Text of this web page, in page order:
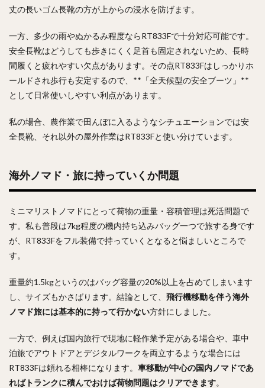
丈の長いゴム長靴の方が上からの浸水を防げます。
一方、多少の雨やぬかるみ程度ならRT833Fで十分対応可能です。
安全長靴はどうしても歩きにくく足首も固定されないため、長時
間履くと疲れやすい欠点があります。その点RT833Fはしっかりホ
ールドされ歩行も安定するので、**「全天候型の安全ブーツ」**
として日常使いしやすい利点があります。
私の場合、農作業で田んぼに入るようなシチュエーションでは安
全長靴、それ以外の屋外作業はRT833Fと使い分けています。
海外ノマド・旅に持っていくか問題
ミニマリストノマドにとって荷物の重量・容積管理は死活問題で
す。私も普段は7kg程度の機内持ち込みバッグ一つで旅する身です
が、RT833Fをフル装備で持っていくとなると悩ましいところで
す。
重量約1.5kgというのはバッグ容量の20%以上を占めてしまいます
し、サイズもかさばります。結論として、 飛行機移動を伴う海外
ノマド旅には基本的に持って行かない方針にしました。
一方で、例えば国内旅行で現地に軽作業予定がある場合や、車中
泊旅でアウトドアとデジタルワークを両立するような場合には
RT833Fは頼れる相棒になります。 車移動が中心の国内ノマドであ
ればトランクに積んでおけば荷物問題はクリアできます。